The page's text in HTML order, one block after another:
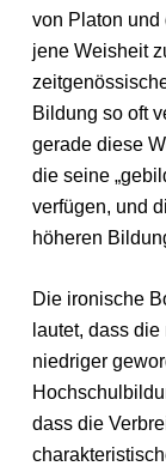
von Platon und
jene Weisheit
Bildung so oft
gerade diese
die seine
verfügen, und
höheren
Die ironische
lautet, dass
niedriger
dass die